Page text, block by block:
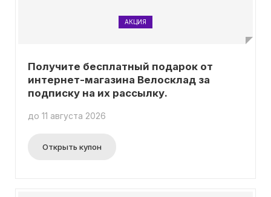
АКЦИЯ
Получите бесплатный подарок от
интернет-магазина Велосклад за
подписку на их рассылку.
до 11 августа 2026
Открыть купон